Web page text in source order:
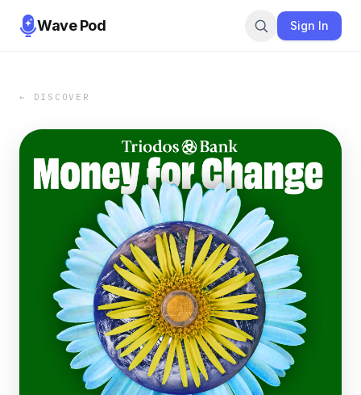
Wave Pod Sign In
← DISCOVER